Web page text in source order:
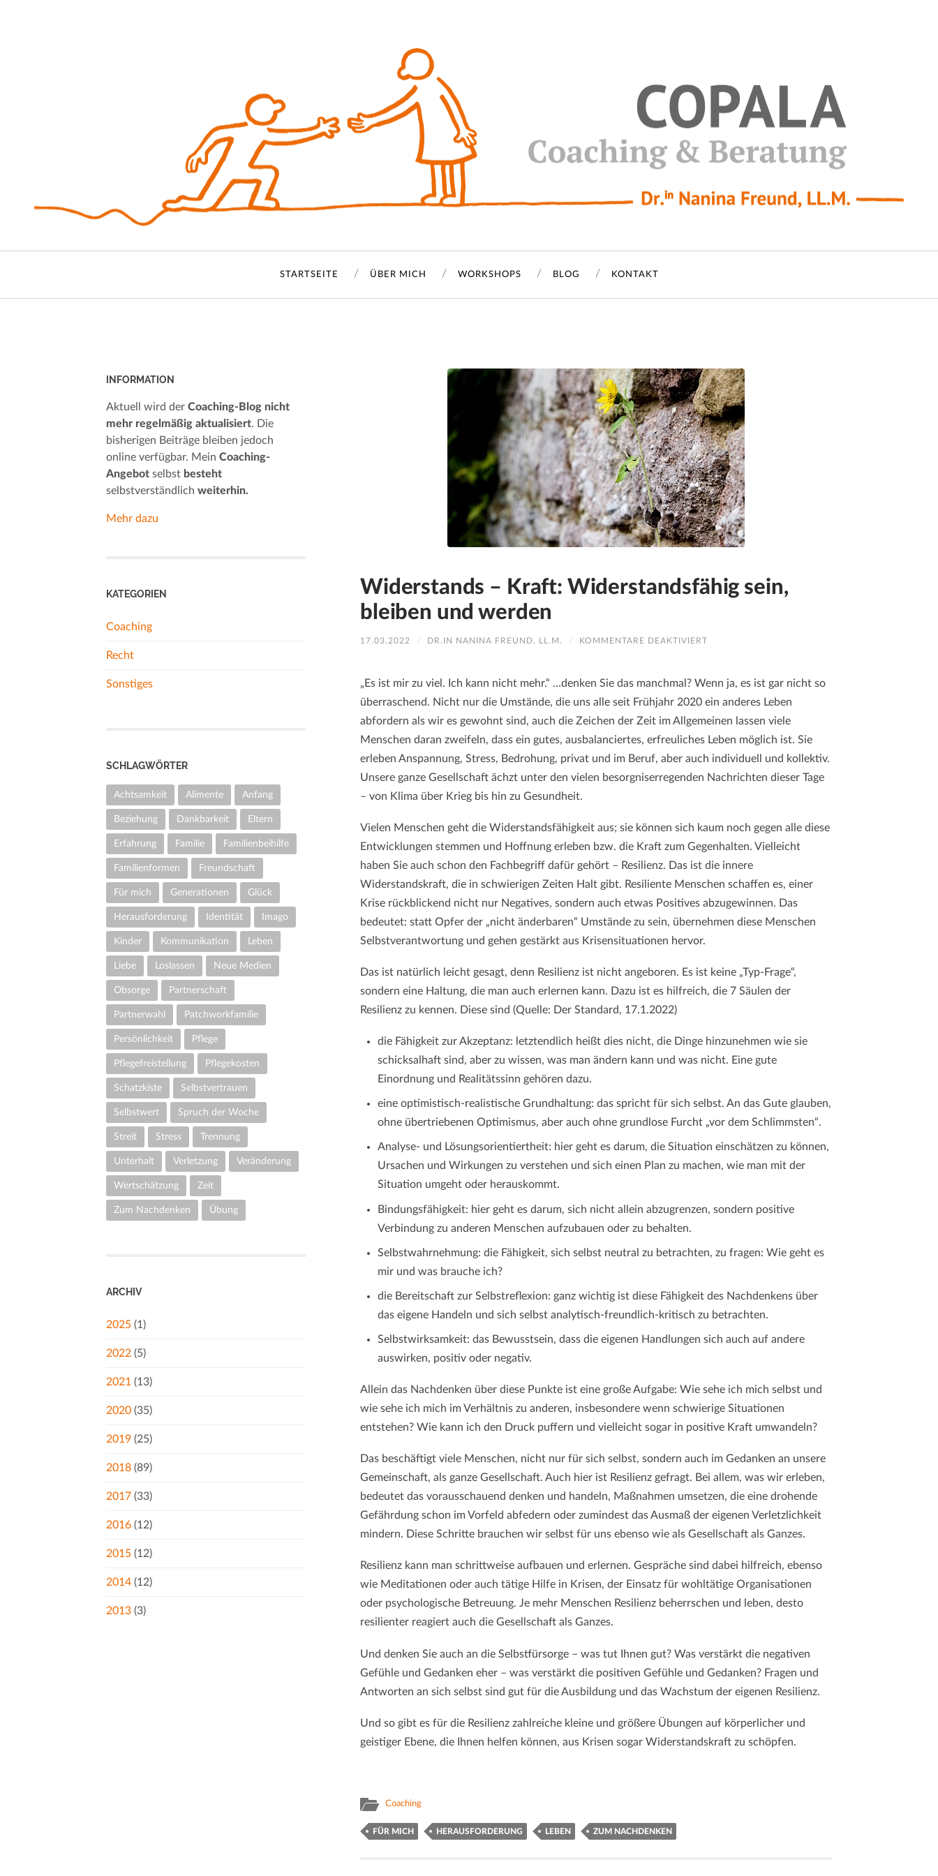
STARTSEITE ÜBER MICH WORKSHOPS BLOG KONTAKT
Widerstands – Kraft: Widerstandsfähig sein,
bleiben und werden
17.03.2022 / DR.IN NANINA FREUND, LL.M. / KOMMENTARE DEAKTIVIERT
WIDERSTANDSFÄHIG
SEIN,
BLEIBEN
UND
WERDEN
„Es ist mir zu viel. Ich kann nicht mehr.“ …denken Sie das manchmal? Wenn ja, es ist gar nicht so
überraschend. Nicht nur die Umstände, die uns alle seit Frühjahr 2020 ein anderes Leben
abfordern als wir es gewohnt sind, auch die Zeichen der Zeit im Allgemeinen lassen viele
Menschen daran zweifeln, dass ein gutes, ausbalanciertes, erfreuliches Leben möglich ist. Sie
erleben Anspannung, Stress, Bedrohung, privat und im Beruf, aber auch individuell und kollektiv.
Unsere ganze Gesellschaft ächzt unter den vielen besorgniserregenden Nachrichten dieser Tage
– von Klima über Krieg bis hin zu Gesundheit.
Vielen Menschen geht die Widerstandsfähigkeit aus; sie können sich kaum noch gegen alle diese
Entwicklungen stemmen und Hoffnung erleben bzw. die Kraft zum Gegenhalten. Vielleicht
haben Sie auch schon den Fachbegriff dafür gehört – Resilienz. Das ist die innere
Widerstandskraft, die in schwierigen Zeiten Halt gibt. Resiliente Menschen schaffen es, einer
Krise rückblickend nicht nur Negatives, sondern auch etwas Positives abzugewinnen. Das
bedeutet: statt Opfer der „nicht änderbaren“ Umstände zu sein, übernehmen diese Menschen
Selbstverantwortung und gehen gestärkt aus Krisensituationen hervor.
Das ist natürlich leicht gesagt, denn Resilienz ist nicht angeboren. Es ist keine „Typ-Frage“,
sondern eine Haltung, die man auch erlernen kann. Dazu ist es hilfreich, die 7 Säulen der
Resilienz zu kennen. Diese sind (Quelle: Der Standard, 17.1.2022)
die Fähigkeit zur Akzeptanz: letztendlich heißt dies nicht, die Dinge hinzunehmen wie sie
schicksalhaft sind, aber zu wissen, was man ändern kann und was nicht. Eine gute
Einordnung und Realitätssinn gehören dazu.
eine optimistisch-realistische Grundhaltung: das spricht für sich selbst. An das Gute glauben,
ohne übertriebenen Optimismus, aber auch ohne grundlose Furcht „vor dem Schlimmsten“.
Analyse- und Lösungsorientiertheit: hier geht es darum, die Situation einschätzen zu können,
Ursachen und Wirkungen zu verstehen und sich einen Plan zu machen, wie man mit der
Situation umgeht oder herauskommt.
Bindungsfähigkeit: hier geht es darum, sich nicht allein abzugrenzen, sondern positive
Verbindung zu anderen Menschen aufzubauen oder zu behalten.
Selbstwahrnehmung: die Fähigkeit, sich selbst neutral zu betrachten, zu fragen: Wie geht es
mir und was brauche ich?
die Bereitschaft zur Selbstreflexion: ganz wichtig ist diese Fähigkeit des Nachdenkens über
das eigene Handeln und sich selbst analytisch-freundlich-kritisch zu betrachten.
Selbstwirksamkeit: das Bewusstsein, dass die eigenen Handlungen sich auch auf andere
auswirken, positiv oder negativ.
Allein das Nachdenken über diese Punkte ist eine große Aufgabe: Wie sehe ich mich selbst und
wie sehe ich mich im Verhältnis zu anderen, insbesondere wenn schwierige Situationen
entstehen? Wie kann ich den Druck puffern und vielleicht sogar in positive Kraft umwandeln?
Das beschäftigt viele Menschen, nicht nur für sich selbst, sondern auch im Gedanken an unsere
Gemeinschaft, als ganze Gesellschaft. Auch hier ist Resilienz gefragt. Bei allem, was wir erleben,
bedeutet das vorausschauend denken und handeln, Maßnahmen umsetzen, die eine drohende
Gefährdung schon im Vorfeld abfedern oder zumindest das Ausmaß der eigenen Verletzlichkeit
mindern. Diese Schritte brauchen wir selbst für uns ebenso wie als Gesellschaft als Ganzes.
Resilienz kann man schrittweise aufbauen und erlernen. Gespräche sind dabei hilfreich, ebenso
wie Meditationen oder auch tätige Hilfe in Krisen, der Einsatz für wohltätige Organisationen
oder psychologische Betreuung. Je mehr Menschen Resilienz beherrschen und leben, desto
resilienter reagiert auch die Gesellschaft als Ganzes.
Und denken Sie auch an die Selbstfürsorge – was tut Ihnen gut? Was verstärkt die negativen
Gefühle und Gedanken eher – was verstärkt die positiven Gefühle und Gedanken? Fragen und
Antworten an sich selbst sind gut für die Ausbildung und das Wachstum der eigenen Resilienz.
Und so gibt es für die Resilienz zahlreiche kleine und größere Übungen auf körperlicher und
geistiger Ebene, die Ihnen helfen können, aus Krisen sogar Widerstandskraft zu schöpfen.
Coaching
FÜR MICH HERAUSFORDERUNG LEBEN ZUM NACHDENKEN
INFORMATION
Aktuell wird der Coaching-Blog nicht
mehr regelmäßig aktualisiert. Die
bisherigen Beiträge bleiben jedoch
online verfügbar. Mein Coaching-
Angebot selbst besteht
selbstverständlich weiterhin.
Mehr dazu
KATEGORIEN
Coaching
Recht
Sonstiges
SCHLAGWÖRTER
Achtsamkeit Alimente Anfang
Beziehung Dankbarkeit Eltern
Erfahrung Familie Familienbeihilfe
Familienformen Freundschaft
Für mich Generationen Glück
Herausforderung Identität Imago
Kinder Kommunikation Leben
Liebe Loslassen Neue Medien
Obsorge Partnerschaft
Partnerwahl Patchworkfamilie
Persönlichkeit Pflege
Pflegefreistellung Pflegekosten
Schatzkiste Selbstvertrauen
Selbstwert Spruch der Woche
Streit Stress Trennung
Unterhalt Verletzung Veränderung
Wertschätzung Zeit
Zum Nachdenken Übung
ARCHIV
2025 (1)
2022 (5)
2021 (13)
2020 (35)
2019 (25)
2018 (89)
2017 (33)
2016 (12)
2015 (12)
2014 (12)
2013 (3)